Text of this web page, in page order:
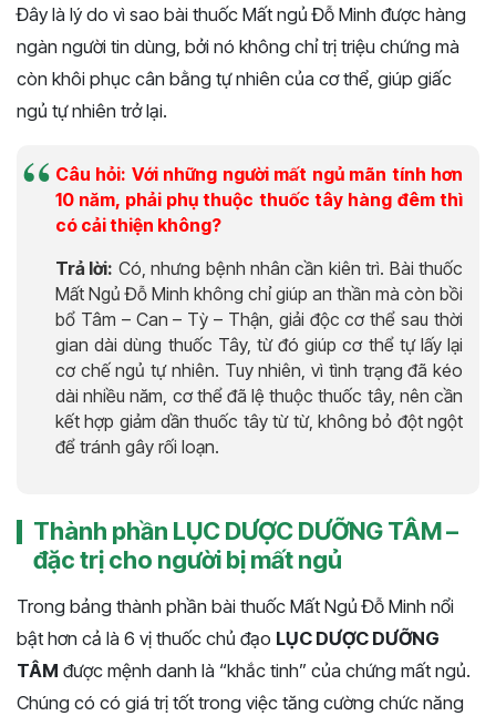
Đây là lý do vì sao bài thuốc Mất ngủ Đỗ Minh được hàng
ngàn người tin dùng, bởi nó không chỉ trị triệu chứng mà
còn khôi phục cân bằng tự nhiên của cơ thể, giúp giấc
ngủ tự nhiên trở lại.
Câu hỏi: Với những người mất ngủ mãn tính hơn
10 năm, phải phụ thuộc thuốc tây hàng đêm thì
có cải thiện không?
Trả lời: Có, nhưng bệnh nhân cần kiên trì. Bài thuốc
Mất Ngủ Đỗ Minh không chỉ giúp an thần mà còn bồi
bổ Tâm – Can – Tỳ – Thận, giải độc cơ thể sau thời
gian dài dùng thuốc Tây, từ đó giúp cơ thể tự lấy lại
cơ chế ngủ tự nhiên. Tuy nhiên, vì tình trạng đã kéo
dài nhiều năm, cơ thể đã lệ thuộc thuốc tây, nên cần
kết hợp giảm dần thuốc tây từ từ, không bỏ đột ngột
để tránh gây rối loạn.
Thành phần LỤC DƯỢC DƯỠNG TÂM –
đặc trị cho người bị mất ngủ
Trong bảng thành phần bài thuốc Mất Ngủ Đỗ Minh nổi
bật hơn cả là 6 vị thuốc chủ đạo LỤC DƯỢC DƯỠNG
TÂM được mệnh danh là “khắc tinh” của chứng mất ngủ.
Chúng có có giá trị tốt trong việc tăng cường chức năng